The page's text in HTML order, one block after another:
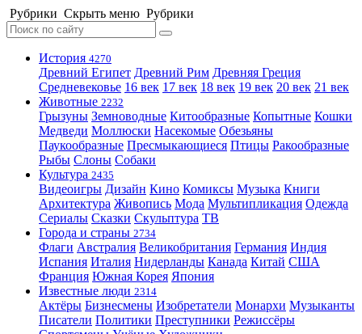
Рубрики Скрыть меню Рубрики
История 4270
Древний Египет Древний Рим Древняя Греция
Средневековье 16 век 17 век 18 век 19 век 20 век 21 век
Животные 2232
Грызуны Земноводные Китообразные Копытные Кошки
Медведи Моллюски Насекомые Обезьяны
Паукообразные Пресмыкающиеся Птицы Ракообразные
Рыбы Слоны Собаки
Культура 2435
Видеоигры Дизайн Кино Комиксы Музыка Книги
Архитектура Живопись Мода Мультипликация Одежда
Сериалы Сказки Скульптура ТВ
Города и страны 2734
Флаги Австралия Великобритания Германия Индия
Испания Италия Нидерланды Канада Китай США
Франция Южная Корея Япония
Известные люди 2314
Актёры Бизнесмены Изобретатели Монархи Музыканты
Писатели Политики Преступники Режиссёры